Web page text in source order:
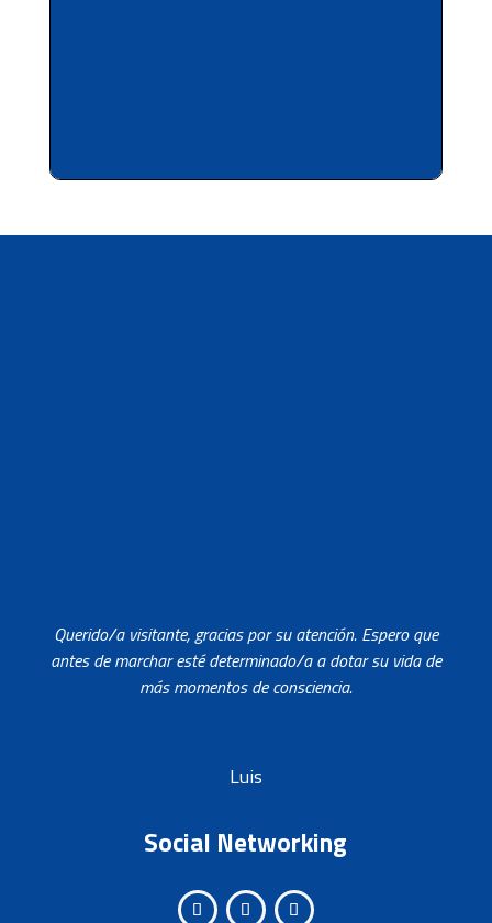
Querido/a visitante, gracias por su atención. Espero que
antes de marchar esté determinado/a a dotar su vida de
más momentos de consciencia.
Luis
Social Networking